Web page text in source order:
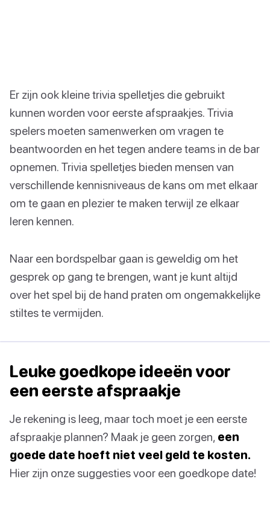
Er zijn ook kleine trivia spelletjes die gebruikt
kunnen worden voor eerste afspraakjes. Trivia
spelers moeten samenwerken om vragen te
beantwoorden en het tegen andere teams in de bar
opnemen. Trivia spelletjes bieden mensen van
verschillende kennisniveaus de kans om met elkaar
om te gaan en plezier te maken terwijl ze elkaar
leren kennen.
Naar een bordspelbar gaan is geweldig om het
gesprek op gang te brengen, want je kunt altijd
over het spel bij de hand praten om ongemakkelijke
stiltes te vermijden.
Leuke goedkope ideeën voor
een eerste afspraakje
Je rekening is leeg, maar toch moet je een eerste
afspraakje plannen? Maak je geen zorgen, een
goede date hoeft niet veel geld te kosten.
Hier zijn onze suggesties voor een goedkope date!